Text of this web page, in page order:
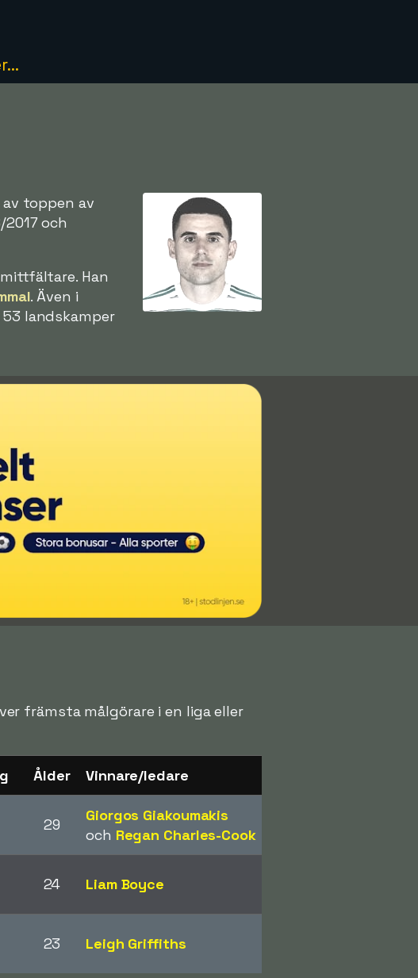
toppen av
och
Han
. Även i
landskamper
främsta målgörare i en liga eller
Ålder Vinnare/ledare
29
Giorgos Giakoumakis
och Regan Charles-Cook
24 Liam Boyce
23 Leigh Griffiths